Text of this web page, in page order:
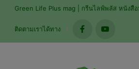
Green Life Plus mag | กรีนไลฟ์พลัส หนังสื
ติดตามเราได้ทาง
facebookyoutube
modal-